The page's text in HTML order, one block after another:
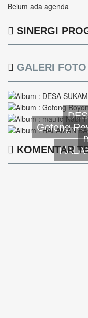
Belum ada agenda
SINERGI
GALERI FOTO
Gotong
KOMENTAR